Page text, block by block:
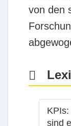
von den
KPIs
sind